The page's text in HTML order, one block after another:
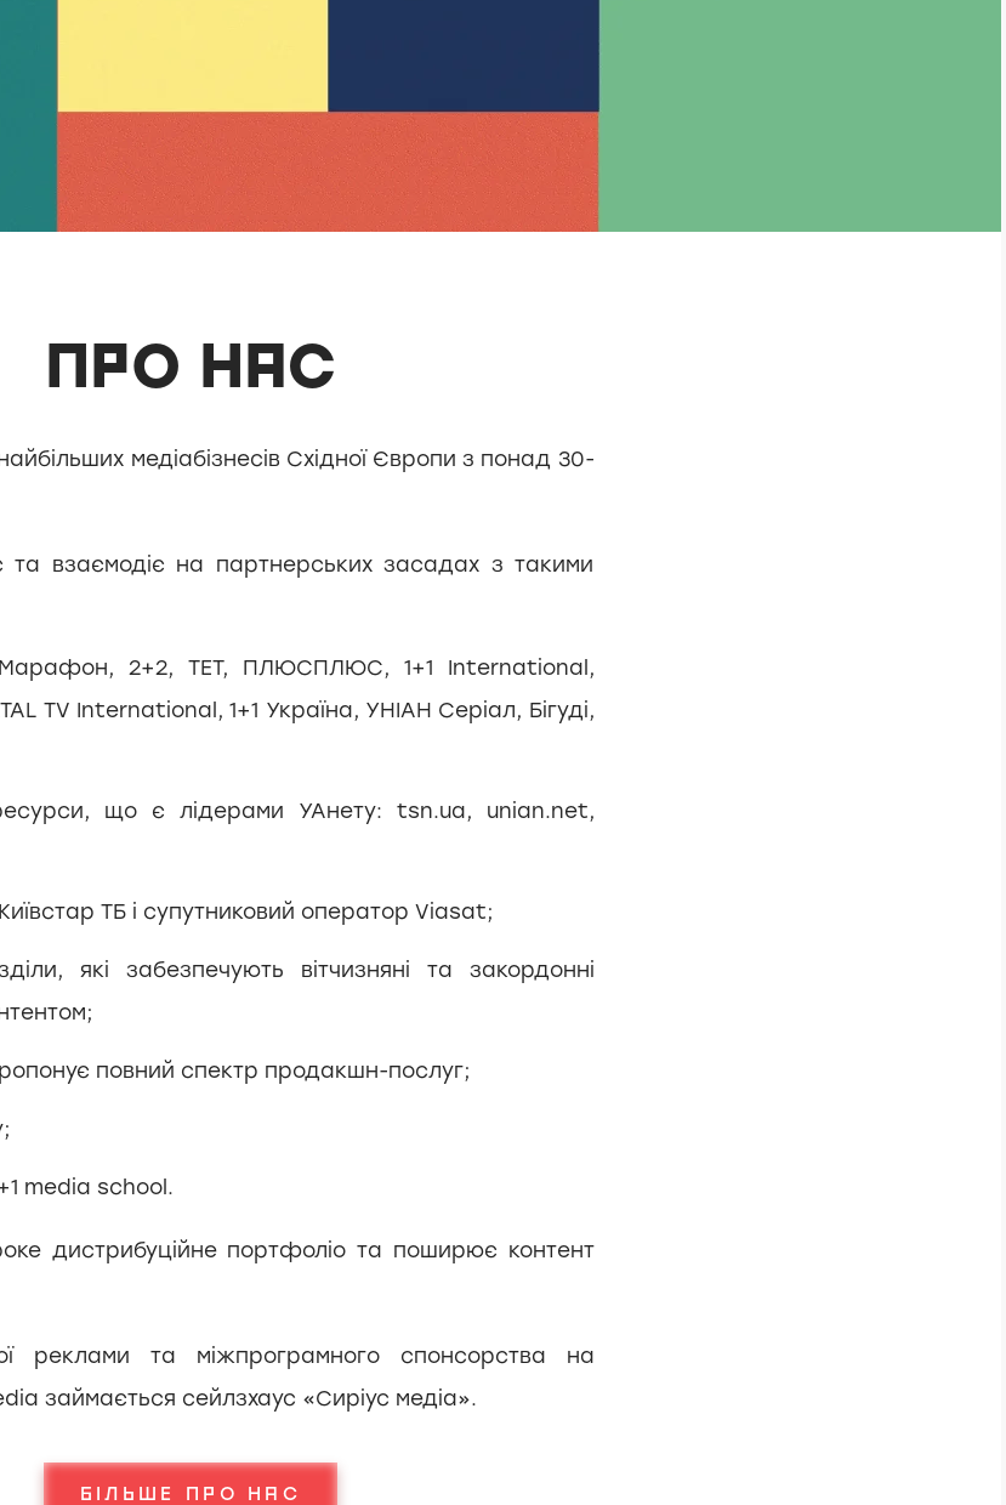
ПРО НАС
медіабізнесів Східної Європи з понад 30-
та взаємодіє на партнерських засадах з такими
Марафон, 2+2, ТЕТ, ПЛЮСПЛЮС, 1+1 International,
TV International, 1+1 Україна, УНІАН Серіал, Бігуді,
що є лідерами УАнету: tsn.ua, unian.net,
ТБ і супутниковий оператор Viasat;
які забезпечують вітчизняні та закордонні
повний спектр продакшн-послуг;
media school.
дистрибуційне портфоліо та поширює контент
реклами та міжпрограмного спонсорства на
займається сейлзхаус «Сиріус медіа».
БІЛЬШЕ ПРО НАС